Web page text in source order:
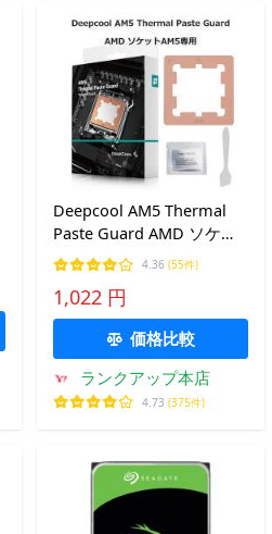
Deepcool AM5 Thermal
Paste Guard AMD ソケッ
トAM5専用 グリスガード
銅製 R-AM5TPG-CUNNAN-
G FN1948
4.36 (55件)
1,022 円
価格比較
ランクアップ本店
4.73 (375件)